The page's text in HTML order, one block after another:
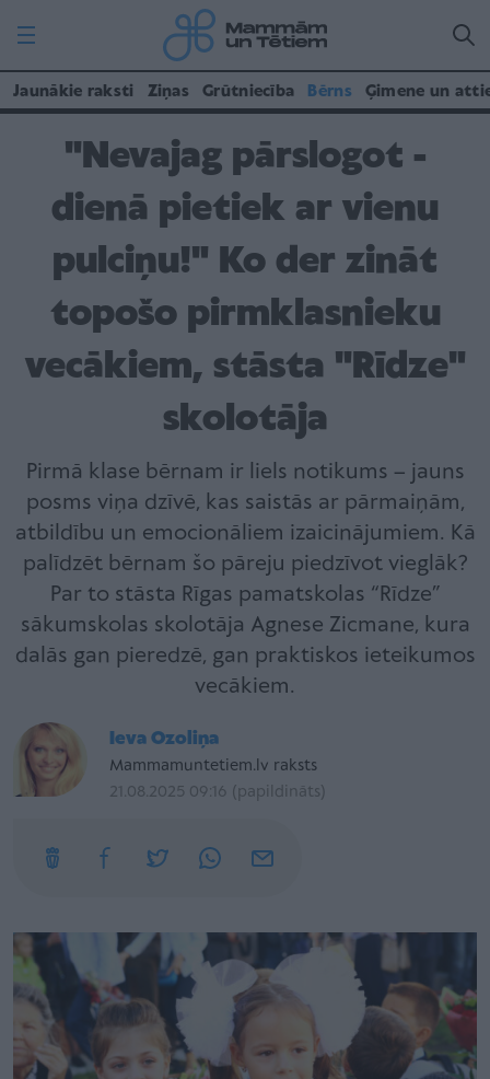
Jaunākie raksti Ziņas Grūtniecība Bērns Ģimene un
"Nevajag pārslogot -
dienā pietiek ar vienu
pulciņu!" Ko der zināt
topošo pirmklasnieku
vecākiem, stāsta "Rīdze"
skolotāja
Pirmā klase bērnam ir liels notikums – jauns
posms viņa dzīvē, kas saistās ar pārmaiņām,
atbildību un emocionāliem izaicinājumiem. Kā
palīdzēt bērnam šo pāreju piedzīvot vieglāk?
Par to stāsta Rīgas pamatskolas “Rīdze”
sākumskolas skolotāja Agnese Zicmane, kura
dalās gan pieredzē, gan praktiskos ieteikumos
vecākiem.
Ieva Ozoliņa
Mammamuntetiem.lv raksts
21.08.2025 09:16 (papildināts)